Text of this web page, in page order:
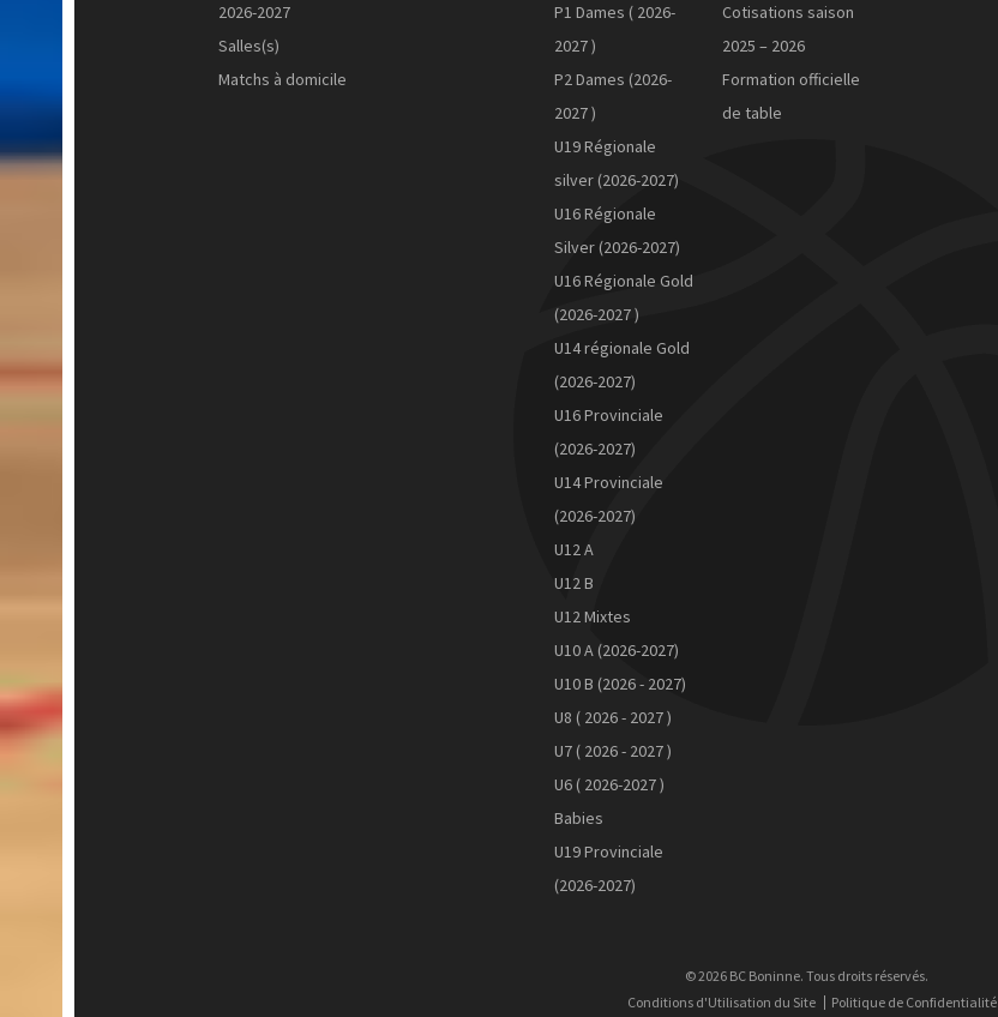
2026-2027
Salles(s)
Matchs à domicile
P1 Dames ( 2026-
2027 )
P2 Dames (2026-
2027 )
U19 Régionale
silver (2026-2027)
U16 Régionale
Silver (2026-2027)
U16 Régionale Gold
(2026-2027 )
U14 régionale Gold
(2026-2027)
U16 Provinciale
(2026-2027)
U14 Provinciale
(2026-2027)
U12 A
U12 B
U12 Mixtes
U10 A (2026-2027)
U10 B (2026 - 2027)
U8 ( 2026 - 2027 )
U7 ( 2026 - 2027 )
U6 ( 2026-2027 )
Babies
U19 Provinciale
(2026-2027)
Cotisations saison
2025 – 2026
Formation officielle
de table
© 2026 BC Boninne. Tous droits réservés.
Conditions d'Utilisation du Site
Politique de Confidentialité